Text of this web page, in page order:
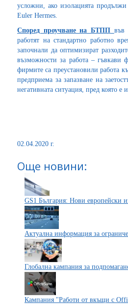
усложни, ако изолацията
Euler Hermes.
Според проучване на БТПП във
работят на стандартно работно
започнали да оптимизират
възможности за работа – гъвкави
фирмите са преустановили работа
предприема за запазване на
негативната ситуация, пред която е
02.04.2020 г.
Още новини:
GS1 България: Нови европейски
Актуална информация за
Глобална кампания за
Кампания "Работи от вкъщи с